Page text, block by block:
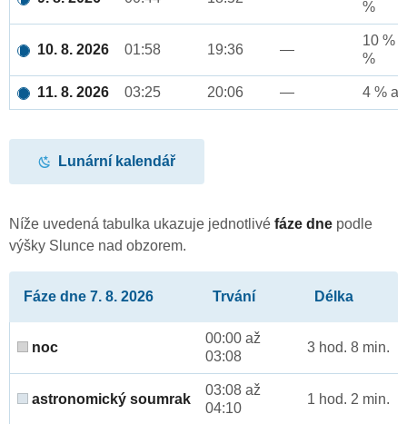
%
10. 8. 2026 01:58 19:36 —
10 %
%
11. 8. 2026 03:25 20:06 — 4 %
Lunární kalendář
Níže uvedená tabulka ukazuje jednotlivé fáze dne podle
výšky Slunce nad obzorem.
Fáze dne 7. 8. 2026 Trvání Délka
noc
00:00 až
03:08
3 hod. 8 min.
astronomický soumrak
03:08 až
04:10
1 hod. 2 min.